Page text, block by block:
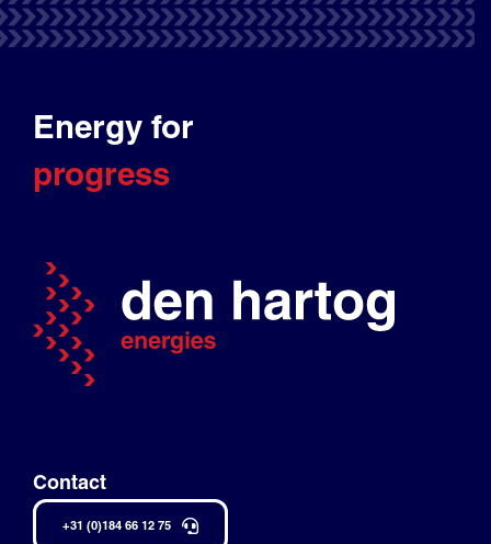
Energy for
progress
Contact
+31 (0)184 66 12 75